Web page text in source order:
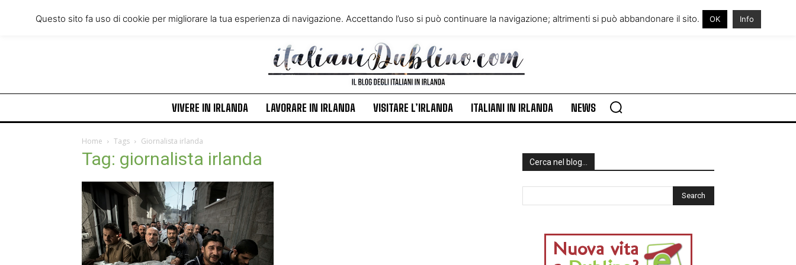
Friday, August 7, 2026 VIVERE IN IRLANDA
VISITARE L’IRLANDA
ITALIANI IN IRLANDA
NEWS
VIVERE IN IRLANDA LAVORARE IN IRLANDA VISITARE L’IRLANDA ITALIANI IN IRLANDA NEWS
Home Tags Giornalista irlanda
Tag: giornalista irlanda Cerca nel blog…
Questo sito fa uso di cookie per migliorare la tua esperienza di navigazione. Accettando l’uso si può continuare la navigazione; altrimenti si può abbandonare il sito. OK Info